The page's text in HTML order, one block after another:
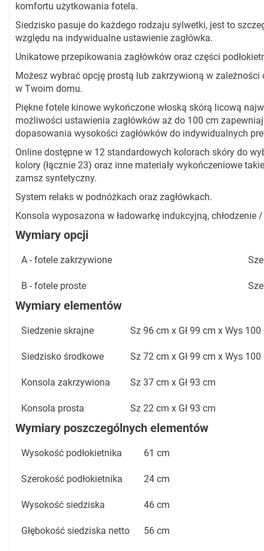
komfortu użytkowania fotela.
Siedzisko pasuje do każdego rodzaju sylwetki, jest to
względu na indywidualne ustawienie zagłówka.
Unikatowe przepikowania zagłówków oraz części
Możesz wybrać opcję prostą lub zakrzywioną w
w Twoim domu.
Piękne fotele kinowe wykończone włoską skórą licową
możliwości ustawienia zagłówków aż do 100 cm
dopasowania wysokości zagłówków do indywidualnych
Online dostępne w 12 standardowych kolorach skóry do
kolory (łącznie 23) oraz inne materiały wykończeniowe
zamsz syntetyczny.
System relaks w podnóżkach oraz zagłówkach.
Konsola wyposazona w ładowarkę indukcyjną, chłodzenie
Wymiary opcji
A - fotele zakrzywione
B - fotele proste
Wymiary elementów
Siedzenie skrajne Sz 96 cm x Gł 99 cm x Wys 100
Siedzisko środkowe Sz 72 cm x Gł 99 cm x Wys 100
Konsola zakrzywiona Sz 37 cm x Gł 93 cm
Konsola prosta Sz 22 cm x Gł 93 cm
Wymiary poszczególnych elementów
Wysokość podłokietnika 61 cm
Szerokość podłokietnika 24 cm
Wysokość siedziska 46 cm
Głębokość siedziska netto 56 cm